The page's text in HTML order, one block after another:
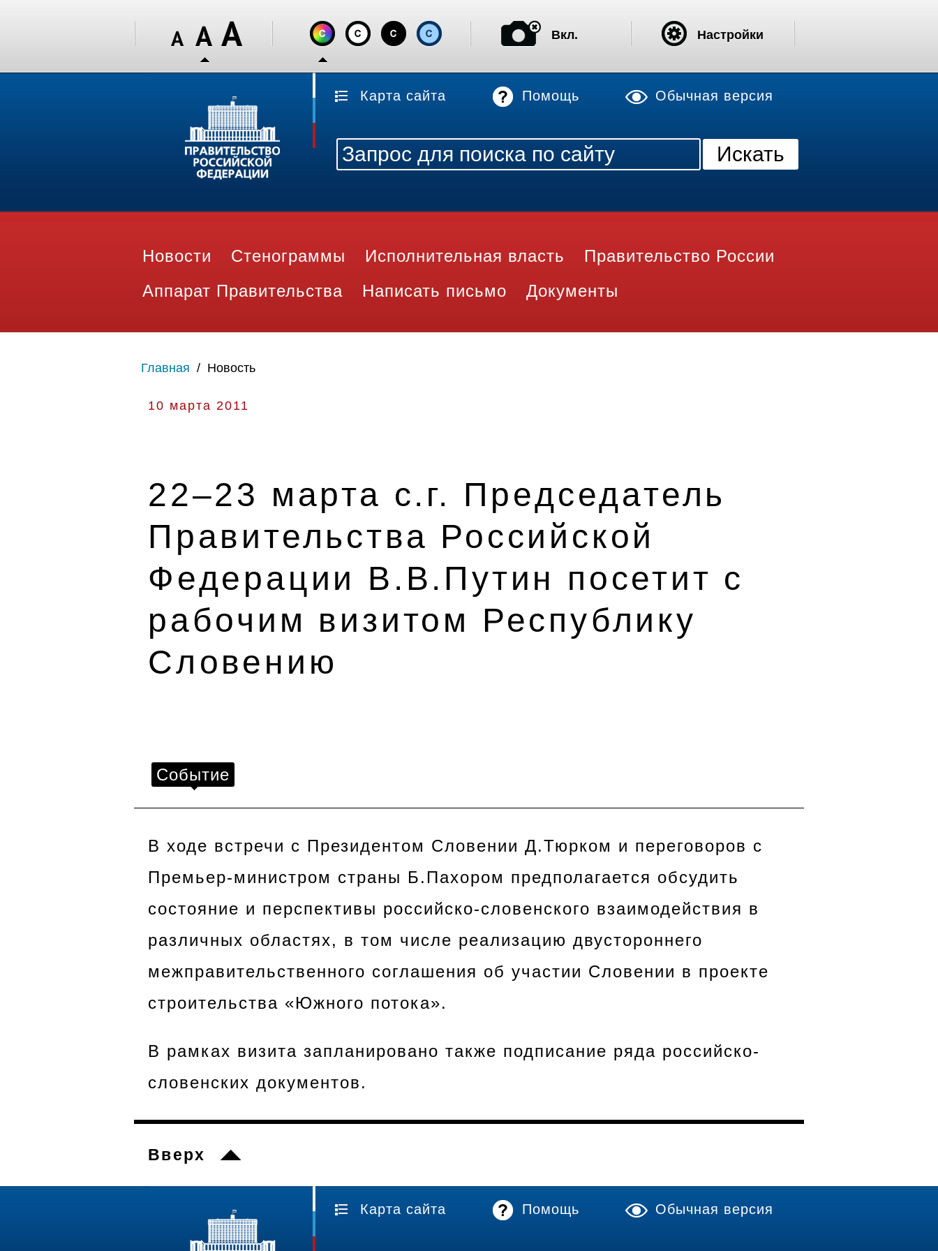
Карта сайта Помощь Обычная версия
Новости Стенограммы Исполнительная власть
Правительство России
Аппарат Правительства
Написать письмо Документы
Главная / Новость
10 марта 2011
22–23 марта с.г. Председатель
Правительства Российской
Федерации В.В.Путин посетит с
рабочим визитом Республику
Словению
Событие
В ходе встречи с Президентом Словении Д.Тюрком и переговоров с
Премьер-министром страны Б.Пахором предполагается обсудить
состояние и перспективы российско-словенского взаимодействия в
различных областях, в том числе реализацию двустороннего
межправительственного соглашения об участии Словении в проекте
строительства «Южного потока».
В рамках визита запланировано также подписание ряда российско-
словенских документов.
Вверх
Карта сайта Помощь Обычная версия
Вкл. Настройки